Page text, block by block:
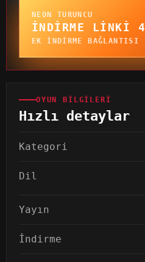
NEON TURUNCU
İNDIRME LINKI 4
EK INDIRME BAĞLANTISI
OYUN BILGILERI
Hızlı detaylar
Kategori
Dil
Yayın
İndirme